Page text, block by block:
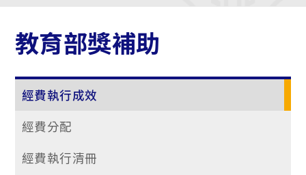
教育部獎補助
經費執行成效
經費分配
經費執行清冊